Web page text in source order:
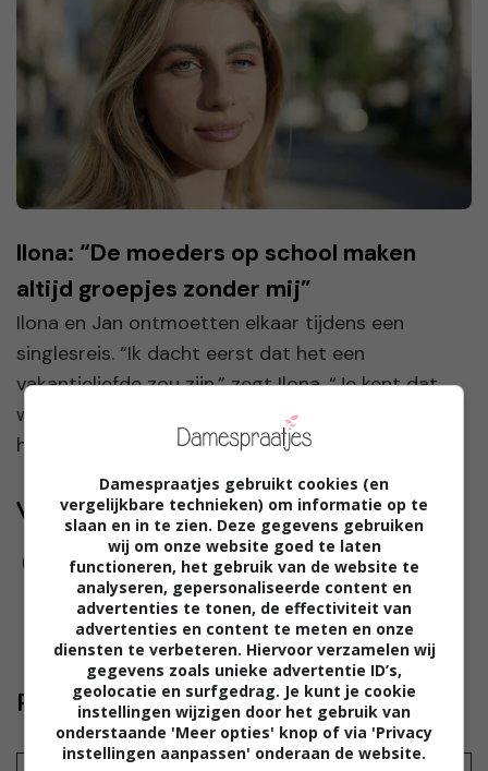
Ilona: “De moeders op school maken
altijd groepjes zonder mij”
Ilona en Jan ontmoetten elkaar tijdens een
singlesreis. “Ik dacht eerst dat het een
vakantieliefde zou zijn,” zegt Ilona. “Je kent dat
wel, zo’n intense klik voor even, maar daarna gaat
het we...
Volg jij ons al?
Reageer ook
Damespraatjes gebruikt cookies (en
vergelijkbare technieken) om informatie op te
slaan en in te zien. Deze gegevens gebruiken
wij om onze website goed te laten
functioneren, het gebruik van de website te
analyseren, gepersonaliseerde content en
advertenties te tonen, de effectiviteit van
advertenties en content te meten en onze
diensten te verbeteren. Hiervoor verzamelen wij
gegevens zoals unieke advertentie ID’s,
geolocatie en surfgedrag. Je kunt je cookie
instellingen wijzigen door het gebruik van
onderstaande 'Meer opties' knop of via 'Privacy
instellingen aanpassen' onderaan de website.